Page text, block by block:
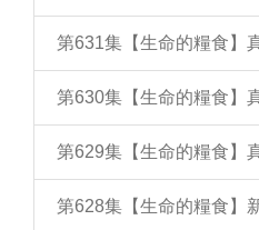
第631集【生命的糧食】
第630集【生命的糧食】
第629集【生命的糧食】
第628集【生命的糧食】